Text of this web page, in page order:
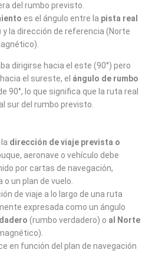
del rumbo previsto.
es el ángulo entre la pista real
la dirección de referencia (Norte
dirigirse hacia el este (90°) pero
el sureste, el ángulo de rumbo
90°, lo que significa que la ruta real
sur del rumbo previsto.
dirección de viaje prevista o
aeronave o vehículo debe
por cartas de navegación,
un plan de vuelo.
de viaje a lo largo de una ruta
expresada como un ángulo
(rumbo verdadero) o al Norte
en función del plan de navegación